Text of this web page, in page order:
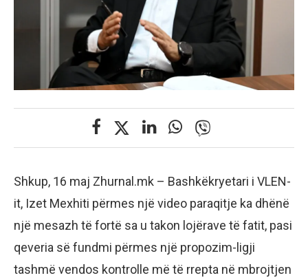
Shkup, 16 maj Zhurnal.mk – Bashkëkryetari i VLEN-
it, Izet Mexhiti përmes një video paraqitje ka dhënë
një mesazh të fortë sa u takon lojërave të fatit, pasi
qeveria së fundmi përmes një propozim-ligji
tashmë vendos kontrolle më të rrepta në mbrojtjen